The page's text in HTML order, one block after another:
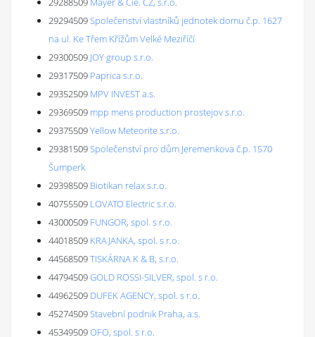
29294509Společenství vlastníků jednotek domu č.p. 1627
na ul. Ke Třem Křížům Velké Meziříčí
29300509 JOY group s.r.o.
29317509 Paprica s.r.o.
29352509 MPV INVEST a.s.
29369509 mpp mens production prostejov s.r.o.
29375509Yellow Meteorite s.r.o.
29381509Společenství pro dům Jeremenkova č.p. 1570
Šumperk
29398509 Biotikan relax s.r.o.
40755509 LOVATO Electric s.r.o.
43000509 FUNGOR, spol. s r.o.
44018509 KRAJANKA, spol. s r.o.
44568509TISKÁRNA K & B, s.r.o.
44794509GOLD ROSSI-SILVER, spol. s r.o.
44962509 DUFEK AGENCY, spol. s r.o.
45274509Stavební podnik Praha, a.s.
45349509OFO, spol. s r.o.